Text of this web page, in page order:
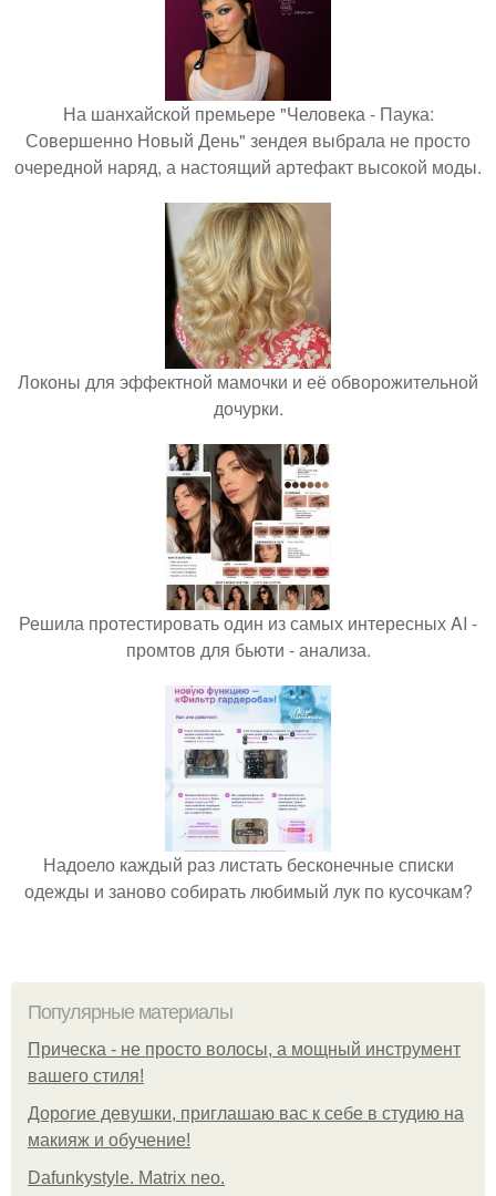
На шанхайской премьере "Человека - Паука:
Совершенно Новый День" зендея выбрала не просто
очередной наряд, а настоящий артефакт высокой моды.
Локоны для эффектной мамочки и её обворожительной
дочурки.
Решила протестировать один из самых интересных AI -
промтов для бьюти - анализа.
Надоело каждый раз листать бесконечные списки
одежды и заново собирать любимый лук по кусочкам?
Популярные материалы
Прическа - не просто волосы, а мощный инструмент
вашего стиля!
Дорогие девушки, приглашаю вас к себе в студию на
макияж и обучение!
Dafunkystyle. Matrix neo.